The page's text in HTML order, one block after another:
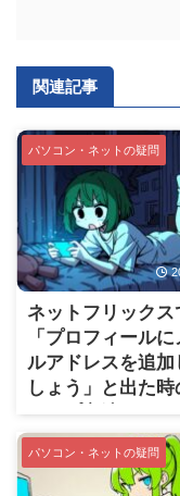
関連記事
パソコン・ネットの疑問
ネットフリックス
「プロフィール
ルアドレスを追加
しょう」と出た時
キップ方法
パソコン・ネットの疑問